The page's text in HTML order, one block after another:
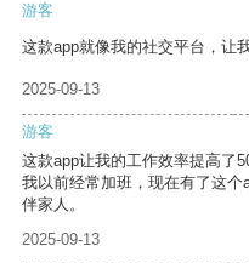
游客
这款app就像我的社交平台，让
2025-09-13
游客
这款app让我的工作效率提高了
我以前经常加班，现在有了这
伴家人。
2025-09-13